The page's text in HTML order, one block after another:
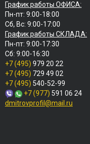
График работы ОФИСА:
Пн-пт: 9:00-18:00
Сб, Вс: 9:00-17:00
График работы СКЛАДА:
Пн-пт: 9:00-17:30
Сб: 9:00-16:30
+7 (495) 979 20 22
+7 (495) 729 49 02
+7 (495) 540-52-99
+7 (977) 591 06 24
dmitrovprofil@mail.ru